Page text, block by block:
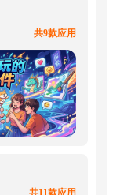
共9款应用
共11款应用